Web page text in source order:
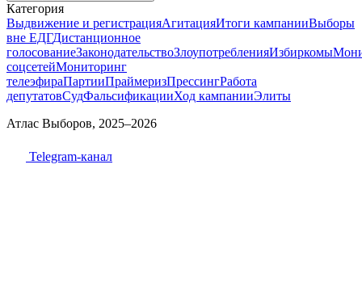
Категория
Выдвижение и регистрацияАгитацияИтоги кампанииВыборы
вне ЕДГДистанционное
голосованиеЗаконодательствоЗлоупотребленияИзбиркомы
соцсетейМониторинг
телеэфираПартииПраймеризПрессингРабота
депутатовСудФальсификацииХод кампанииЭлиты
Атлас Выборов, 2025–2026
Telegram-канал